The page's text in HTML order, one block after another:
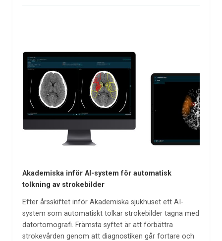
Akademiska inför AI-system för automatisk
tolkning av strokebilder
Efter årsskiftet inför Akademiska sjukhuset ett AI-
system som automatiskt tolkar strokebilder tagna med
datortomografi. Främsta syftet är att förbättra
strokevården genom att diagnostiken går fortare och